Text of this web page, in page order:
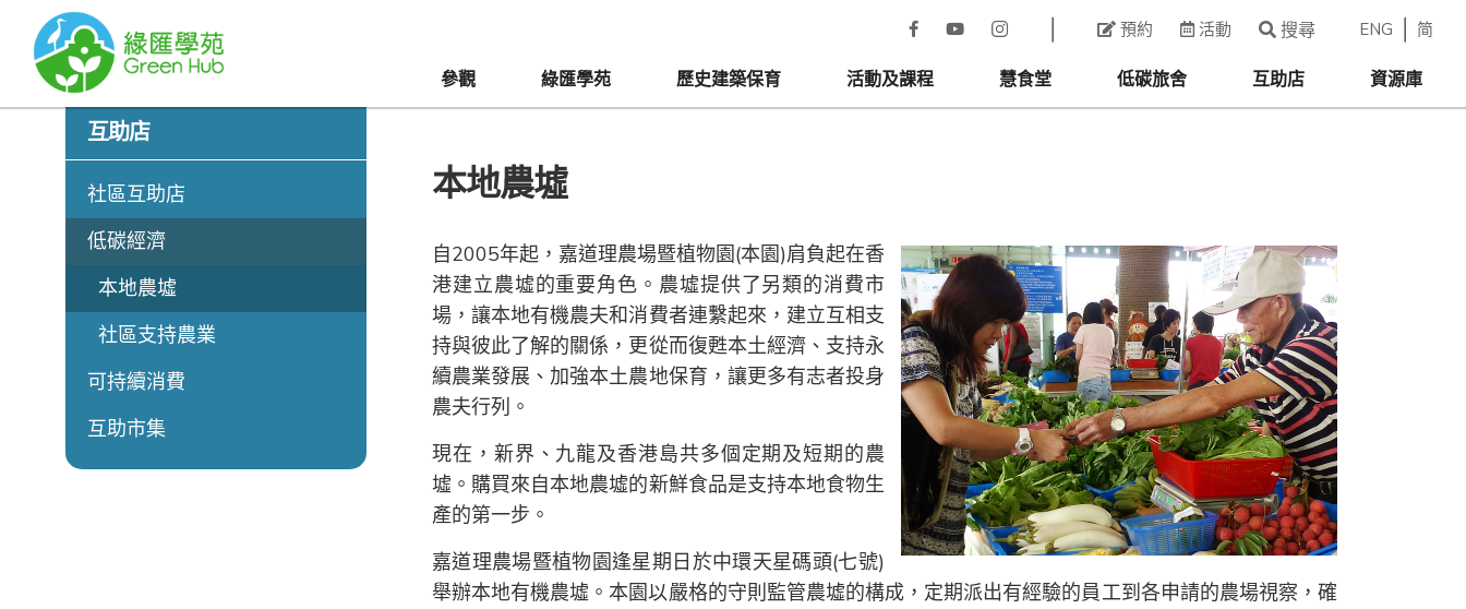
預約 活動 搜尋 ENG 简
參觀 綠匯學苑 歷史建築保育 活動及課程 慧食堂 低碳旅舍 互助店 資源庫
互助店
社區互助店
低碳經濟
本地農墟
社區支持農業
可持續消費
互助市集
本地農墟
自2005年起，嘉道理農場暨植物園(本園)肩負起在香
港建立農墟的重要角色。農墟提供了另類的消費市
場，讓本地有機農夫和消費者連繫起來，建立互相支
持與彼此了解的關係，更從而復甦本土經濟、支持永
續農業發展、加強本土農地保育，讓更多有志者投身
農夫行列。
現在，新界、九龍及香港島共多個定期及短期的農
墟。購買來自本地農墟的新鮮食品是支持本地食物生
產的第一步。
嘉道理農場暨植物園逢星期日於中環天星碼頭(七號)
舉辦本地有機農墟。本園以嚴格的守則監管農墟的構成，定期派出有經驗的員工到各申請的農場視察，確